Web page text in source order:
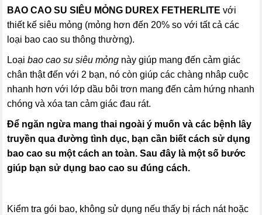
BAO CAO SU SIÊU MỎNG DUREX FETHERLITEvới
thiết kế siêu mỏng (mỏng hơn đến 20% so với tất cả các
loại bao cao su thông thường).
Loạibao cao su siêu mỏng này giúp mang đến cảm giác
chân thật đến với 2 bạn, nó còn giúp các chàng nhâp cuộc
nhanh hơn với lớp dầu bôi trơn mang đến cảm hứng nhanh
chóng và xóa tan cảm giác đau rát.
Để ngăn ngừa mang thai ngoài ý muốn và các bệnh lây
truyền qua đường tình dục, bạn cần biết cách sử dụng
bao cao su một cách an toàn. Sau đây là một số bước
giúp bạn sử dụng bao cao su đúng cách.
Kiểm tra gói bao, không sử dụng nếu thấy bị rách nát hoặc